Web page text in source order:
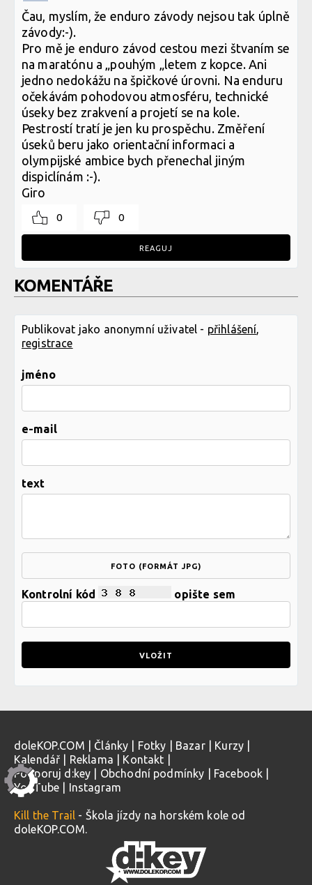
Čau, myslím, že enduro závody nejsou tak úplně
závody:-).
Pro mě je enduro závod cestou mezi štvaním se
na maratónu a „pouhým „letem z kopce. Ani
jedno nedokážu na špičkové úrovni. Na enduru
očekávám pohodovou atmosféru, technické
úseky bez zrakvení a projetí se na kole.
Pestrostí tratí je jen ku prospěchu. Změření
úseků beru jako orientační informaci a
olympijské ambice bych přenechal jiným
dispiclínám :-).
Giro
0 0
REAGUJ
KOMENTÁŘE
Publikovat jako anonymní uživatel - přihlášení,
registrace
jméno
e-mail
text
FOTO (FORMÁT JPG)
Kontrolní kód opište sem
doleKOP.COM Články Fotky Bazar| Kurzy
Kalendář
Reklama Kontakt
Podporuj d:key
Obchodní podmínky Facebook
YouTube
Instagram
Kill the Trail - Škola jízdy na horském kole od
doleKOP.COM.